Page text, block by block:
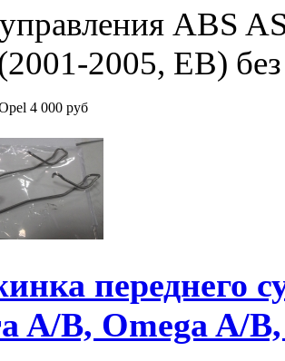
ABS
2005, EB)
4 000 руб
переднего
A/B, Omega A/